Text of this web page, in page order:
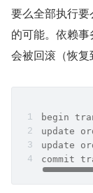
要么全部执行
的可能。依赖
会被回滚（恢复
begin
update
update
commit